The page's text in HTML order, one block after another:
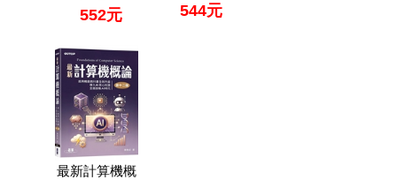
552元
544元
最新計算機概